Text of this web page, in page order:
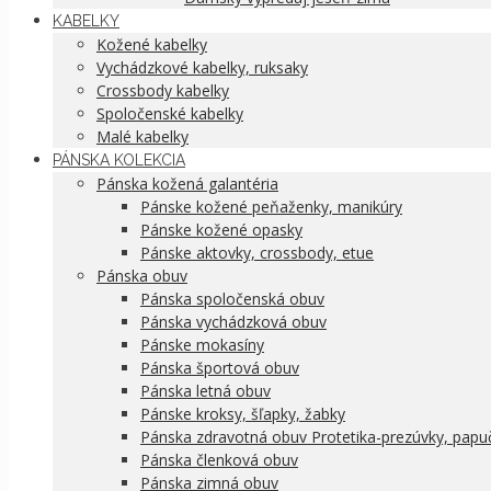
KABELKY
Kožené kabelky
Vychádzkové kabelky, ruksaky
Crossbody kabelky
Spoločenské kabelky
Malé kabelky
PÁNSKA KOLEKCIA
Pánska kožená galantéria
Pánske kožené peňaženky, manikúry
Pánske kožené opasky
Pánske aktovky, crossbody, etue
Pánska obuv
Pánska spoločenská obuv
Pánska vychádzková obuv
Pánske mokasíny
Pánska športová obuv
Pánska letná obuv
Pánske kroksy, šľapky, žabky
Pánska zdravotná obuv Protetika-prezúvky,
Pánska členková obuv
Pánska zimná obuv